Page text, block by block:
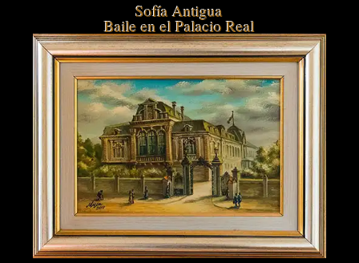
Sofía Antigua
Baile en el Palacio Real